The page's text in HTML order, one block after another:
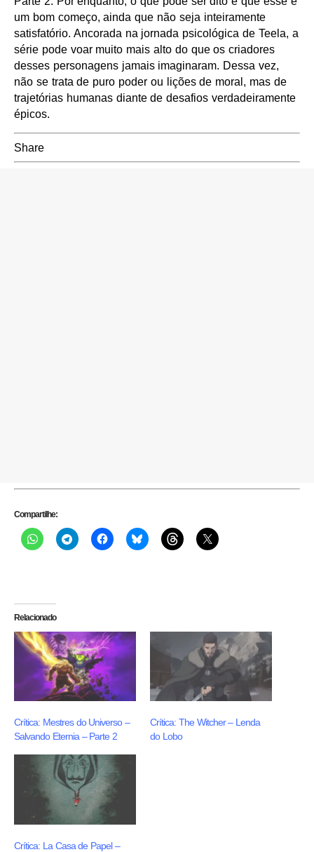
um bom começo, ainda que não seja inteiramente
satisfatório. Ancorada na jornada psicológica de Teela, a
série pode voar muito mais alto do que os criadores
desses personagens jamais imaginaram. Dessa vez,
não se trata de puro poder ou lições de moral, mas de
trajetórias humanas diante de desafios verdadeiramente
épicos.
Share
Compartilhe:
Relacionado
Crítica: Mestres do Universo –
Salvando Eternia – Parte 2
Crítica: The Witcher – Lenda
do Lobo
Crítica: La Casa de Papel –